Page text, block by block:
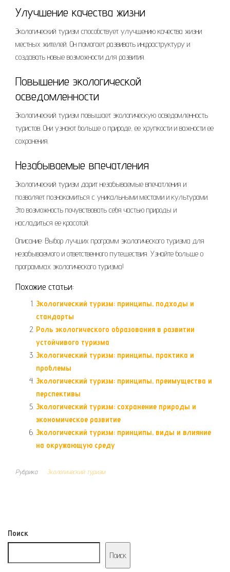
Улучшение качества жизни
Экологический туризм способствует улучшению качества жизни
местных жителей. Он помогает развивать инфраструктуру и
создавать новые возможности для развития.
Повышение экологической
осведомленности
Экологический туризм повышает экологическую осведомленность
туристов. Они узнают больше о природе, ее хрупкости и важности ее
сохранения.
Незабываемые впечатления
Экологический туризм дарит незабываемые впечатления и
позволяет познакомиться с уникальными местами и культурами.
Это возможность почувствовать себя частью природы и
насладиться ее красотой.
Описание: Выбор лучших программ экологического туризма для
незабываемого и ответственного путешествия. Узнайте больше о
программах экологического туризма!
Похожие статьи:
Экологический туризм: принципы, подходы и
стандарты
Роль экологического образования в развитии
устойчивого туризма
Экологический туризм: принципы, практика и
проблемы
Экологический туризм: принципы, преимущества и
перспективы
Экологический туризм: сохранение природы и
экономическое развитие
Экологический туризм: принципы, виды и влияние
на окружающую среду
Рубрика Экологический туризм
Поиск
Поиск